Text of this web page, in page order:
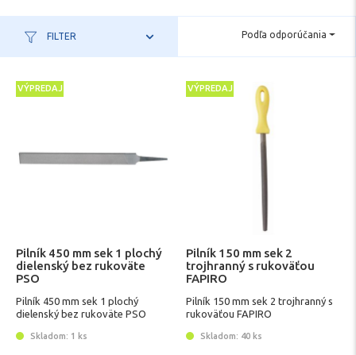
FILTER Podľa odporúčania
VÝPREDAJ
Pilník 450 mm sek 1 plochý
dielenský bez rukoväte
PSO
Pilník 450 mm sek 1 plochý
dielenský bez rukoväte PSO
Skladom: 1 ks
VÝPREDAJ
Pilník 150 mm sek 2
trojhranný s rukoväťou
FAPIRO
Pilník 150 mm sek 2 trojhranný s
rukoväťou FAPIRO
Skladom: 40 ks